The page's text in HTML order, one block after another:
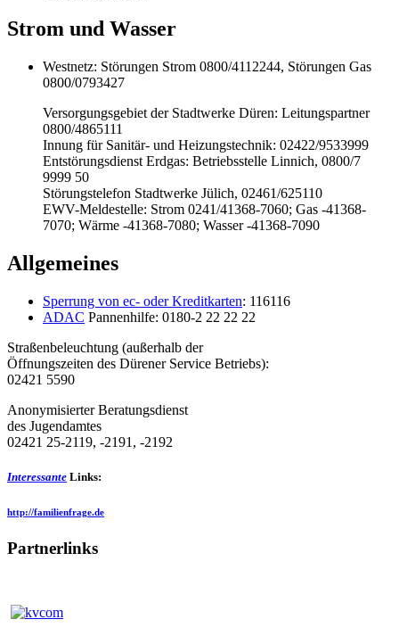
Strom und Wasser
Westnetz: Störungen Strom 0800/4112244, Störungen Gas
0800/0793427
Versorgungsgebiet der Stadtwerke Düren: Leitungspartner
0800/4865111
Innung für Sanitär- und Heizungstechnik: 02422/9533999
Entstörungsdienst Erdgas: Betriebsstelle Linnich, 0800/7
9999 50
Störungstelefon Stadtwerke Jülich, 02461/625110
EWV-Meldestelle: Strom 0241/41368-7060; Gas -41368-
7070; Wärme -41368-7080; Wasser -41368-7090
Allgemeines
Sperrung von ec- oder Kreditkarten: 116116
ADAC Pannenhilfe: 0180-2 22 22 22
Straßenbeleuchtung (außerhalb der
Öffnungszeiten des Dürener Service Betriebs):
02421 5590
Anonymisierter Beratungsdienst
des Jugendamtes
02421 25-2119, -2191, -2192
Interessante Links:
http://familienfrage.de
Partnerlinks